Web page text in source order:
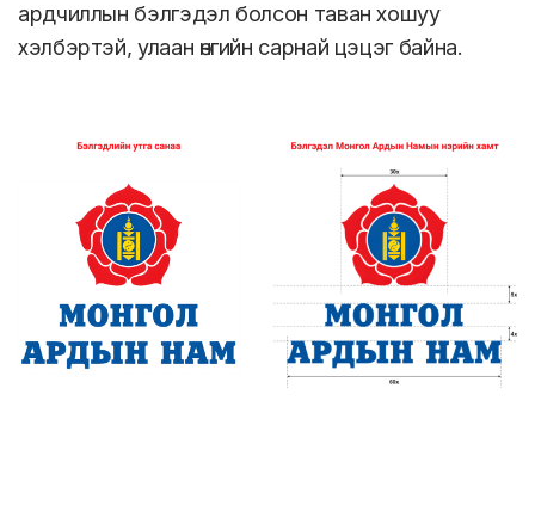
ардчиллын бэлгэдэл болсон таван хошуу
хэлбэртэй, улаан өнгийн сарнай цэцэг байна.